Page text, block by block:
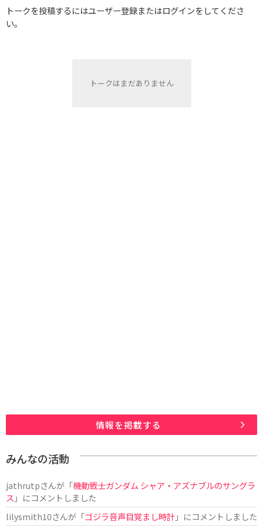
トークを投稿するにはユーザー登録またはログインをしてくださ
い。
トークはまだありません
情報を掲載する
みんなの活動
jathrutpさんが「機動戦士ガンダム シャア・アズナブルのサングラ
ス 」にコメントしました
lilysmith10さんが「ゴジラ音声目覚まし時計」にコメントしました